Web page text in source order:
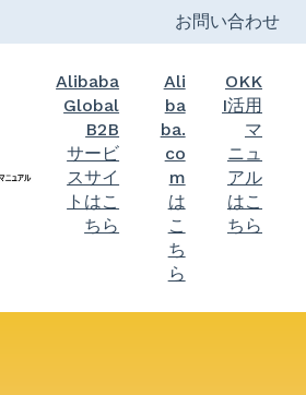
のサブメニューを表示お問い合わせ
Alibaba
Global
B2B
サービ
スサイ
トはこ
ちら
Ali
ba
ba.
co
m
は
こ
ち
ら
OKK
I活用
マ
ニュ
アル
はこ
ちら